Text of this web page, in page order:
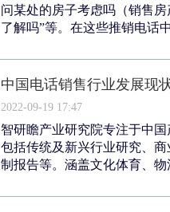
问某处的房子考虑吗（销售
了解吗”等。在这些推销电话
中国电话销售行业发展现
2022-09-19 17:47
智研瞻产业研究院专注于中
包括传统及新兴行业研究、
制报告等。涵盖文化体育、